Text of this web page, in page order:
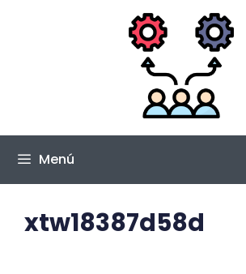
Menú
xtw18387d58d